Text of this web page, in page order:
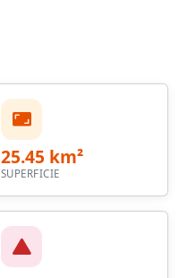
25.45 km²
SUPERFICIE